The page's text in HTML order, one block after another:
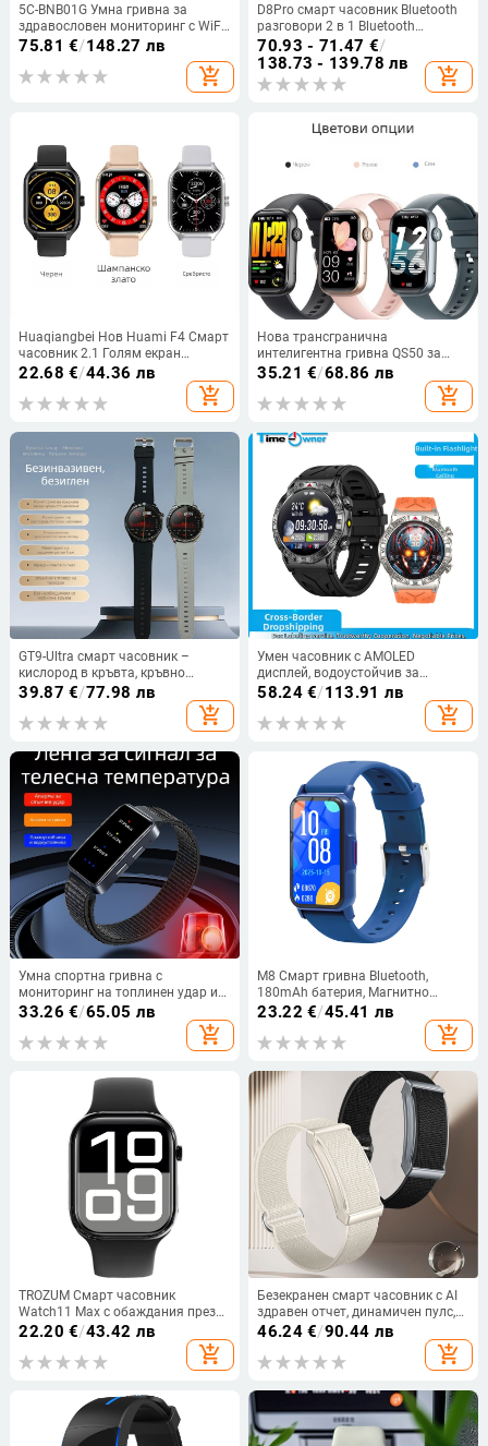
5C-BNB01G Умна гривна за
здравословен мониторинг с WiFi
позициониране, грижа за
възрастни и мониторинг на
телесната температура
75.81 €/148.27 лв
add_shopping_cart
D8Pro смарт часовник Bluetooth
разговори 2 в 1 Bluetooth
слушалки 2"
70.93 - 71.47 €/
138.73 - 139.78 лв
add_shopping_cart
Huaqiangbei Нов Huami F4 Смарт
часовник 2.1 Голям екран
Bluetooth Озвъняване Дишане
Музика Пускане на пулс Спорт
22.68 €/44.36 лв
add_shopping_cart
Нова трансгранична
интелигентна гривна QS50 за
обаждания 1,47 инча, контрол на
пулса, кръвно налягане, музика,
стъпки
35.21 €/68.86 лв
add_shopping_cart
GT9-Ultra смарт часовник –
кислород в кръвта, кръвно
налягане, сърдечна честота,
Bluetooth обаждания, мониторинг
на съня
39.87 €/77.98 лв
add_shopping_cart
Умен часовник с AMOLED
дисплей, водоустойчив за
плуване, мониторинг на
сърдечната честота, измерване
на кръвното налягане и кислород
58.24€/113.91 лв
add_shopping_cart
Умна спортна гривна с
мониторинг на топлинен удар и
телесна температура, силиконов
ремък, TFT дисплей, живот на
батерията до 21 дни
33.26 €/65.05 лв
add_shopping_cart
M8 Смарт гривна Bluetooth,
180mAh батерия, Магнитно
зареждане, водоустойчива за
ежедневна употреба, живот на
батерията под 7 дни
23.22 €/45.41 лв
add_shopping_cart
TROZUM Смарт часовник
Watch11 Max с обаждания през
Bluetooth, измерване на сърдечен
ритъм, крачкомер, проследяване
на съня, Android съвместим
22.20 €/43.42 лв
add_shopping_cart
Безекранен смарт часовник с AI
здравен отчет, динамичен пулс,
над 21-дневен живот на
батерията, водоустойчив за
открити спортове, магнитно
46.24€/90.44 лв
add_shopping_cart